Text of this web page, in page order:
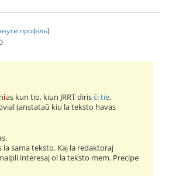
профіль)
ias kun tio, kiun JRRT dirisĉi tie,
(anstataŭ kiu la teksto havas
la sama tekstо. Kaj la redaktoraj
interesaj ol la teksto mem. Precipe